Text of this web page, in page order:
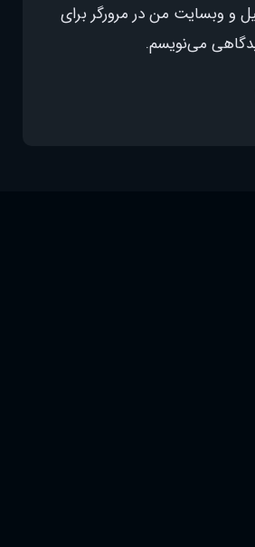
و وبسایت من در مرورگر برای
می‌نویسم.